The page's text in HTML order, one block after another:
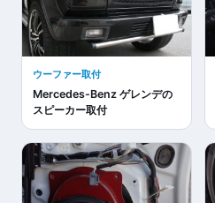
ウーファー取付
Mercedes-Benz ゲレンデの
スピーカー取付